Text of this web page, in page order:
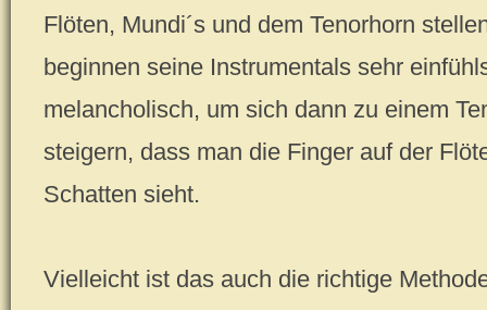
Flöten, Mundi´s und dem Tenorhorn
beginnen seine Instrumentals sehr
melancholisch, um sich dann zu einem
steigern, dass man die Finger auf der
Schatten sieht.
Vielleicht ist das auch die richtige